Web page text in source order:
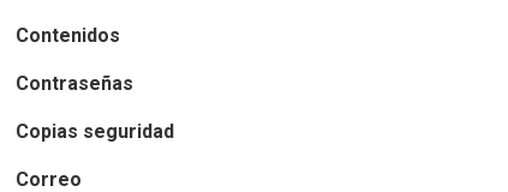
Contenidos
Contraseñas
Copias seguridad
Correo